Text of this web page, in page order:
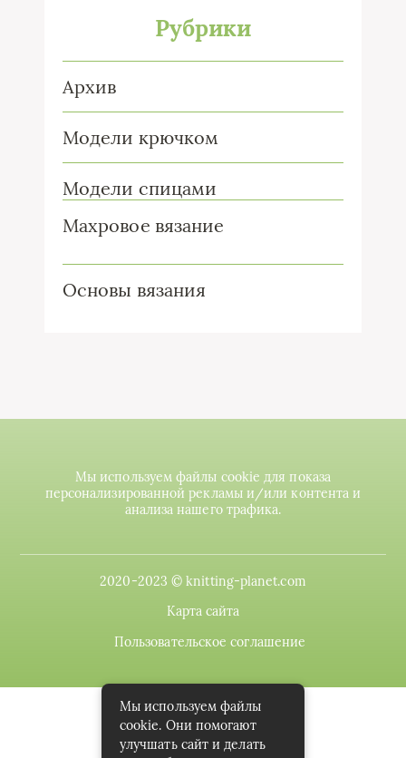
Рубрики
Архив
Модели крючком
Модели спицами
Махровое вязание
Основы вязания
Мы используем файлы cookie для показа
персонализированной рекламы и/или контента и
анализа нашего трафика.
2020-2023 © knitting-planet.com
Карта сайта
Пользовательское соглашение
Мы используем файлы
cookie. Они помогают
улучшать сайт и делать